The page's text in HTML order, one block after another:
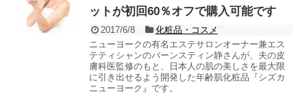
ットが初回60％オフで購入可能です
2017/6/8
化粧品・コスメ
ニューヨークの有名エステサロンオーナー兼エス
テティシャンのバーンスティン静さんが、夫の皮
膚科医監修のもと、日本人の肌の美しさを最大限
に引き出せるよう開発した年齢肌化粧品『シズカ
ニューヨーク』です。